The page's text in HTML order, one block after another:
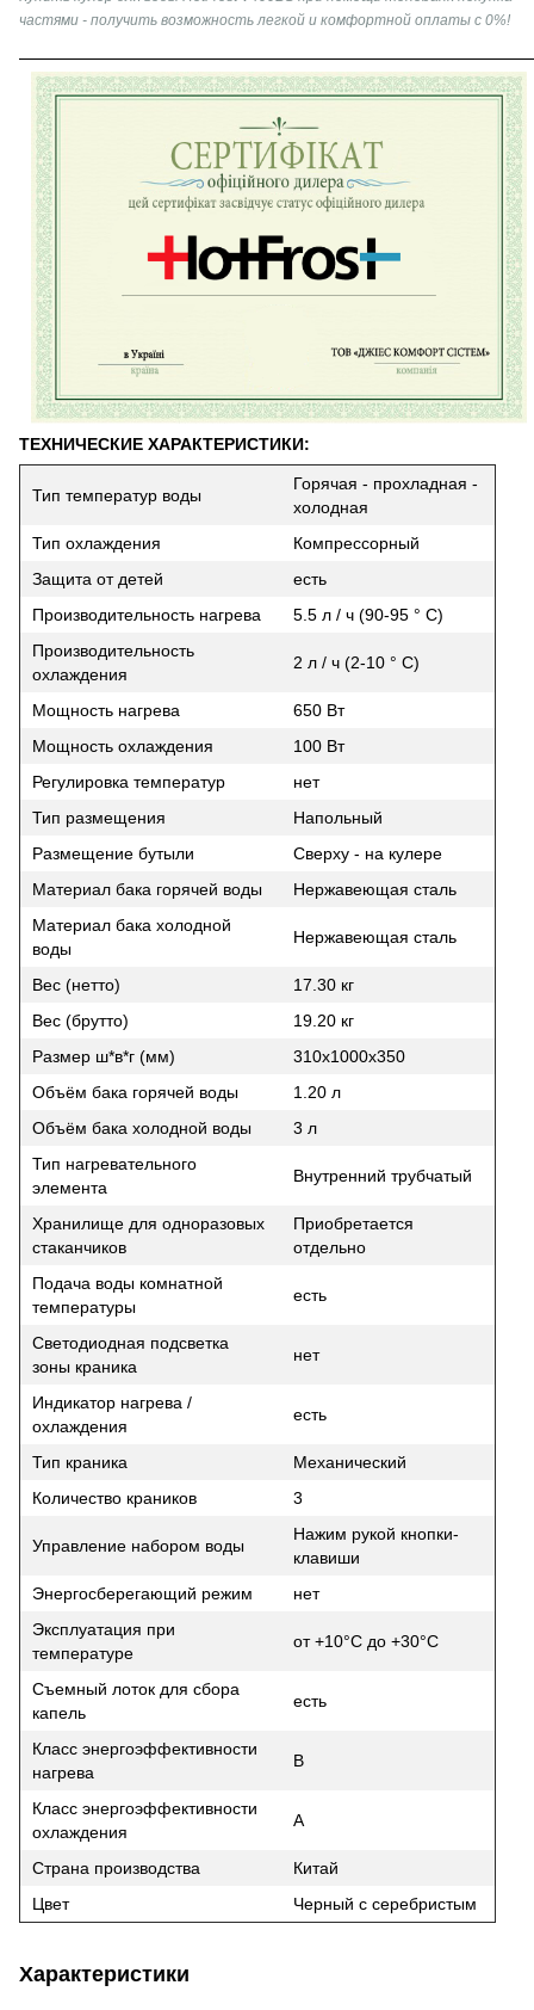
частями - получить возможность легкой и комфортной оплаты с 0%!
ТЕХНИЧЕСКИЕ ХАРАКТЕРИСТИКИ:
Тип температур воды
Горячая - прохладная -
холодная
Тип охлаждения
Компрессорный
Защита от детей
есть
Производительность нагрева
5.5 л / ч (90-95 ° C)
Производительность
охлаждения
2 л / ч (2-10 ° C)
Мощность нагрева
650 Вт
Мощность охлаждения
100 Вт
Регулировка температур
нет
Тип размещения
Напольный
Размещение бутыли
Сверху - на кулере
Материал бака горячей воды
Нержавеющая сталь
Материал бака холодной
воды
Нержавеющая сталь
Вес (нетто)
17.30 кг
Вес (брутто)
19.20 кг
Размер ш*в*г (мм)
310х1000х350
Объём бака горячей воды
1.20 л
Объём бака холодной воды
3 л
Тип нагревательного
элемента
Внутренний трубчатый
Хранилище для одноразовых
стаканчиков
Приобретается
отдельно
Подача воды комнатной
температуры
есть
Светодиодная подсветка
зоны краника
нет
Индикатор нагрева /
охлаждения
есть
Тип краника
Механический
Количество краников
3
Управление набором воды
Нажим рукой кнопки-
клавиши
Энергосберегающий режим
нет
Эксплуатация при
температуре
от +10°C до +30°C
Съемный лоток для сбора
капель
есть
Класс энергоэффективности
нагрева
В
Класс энергоэффективности
охлаждения
A
Страна производства
Китай
Цвет
Черный с серебристым
Характеристики